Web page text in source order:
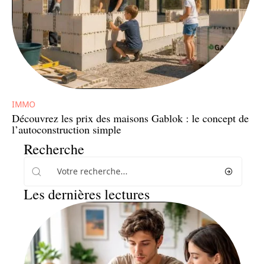
IMMO
Découvrez les prix des maisons Gablok : le concept de
l’autoconstruction simple
Recherche
Les dernières lectures